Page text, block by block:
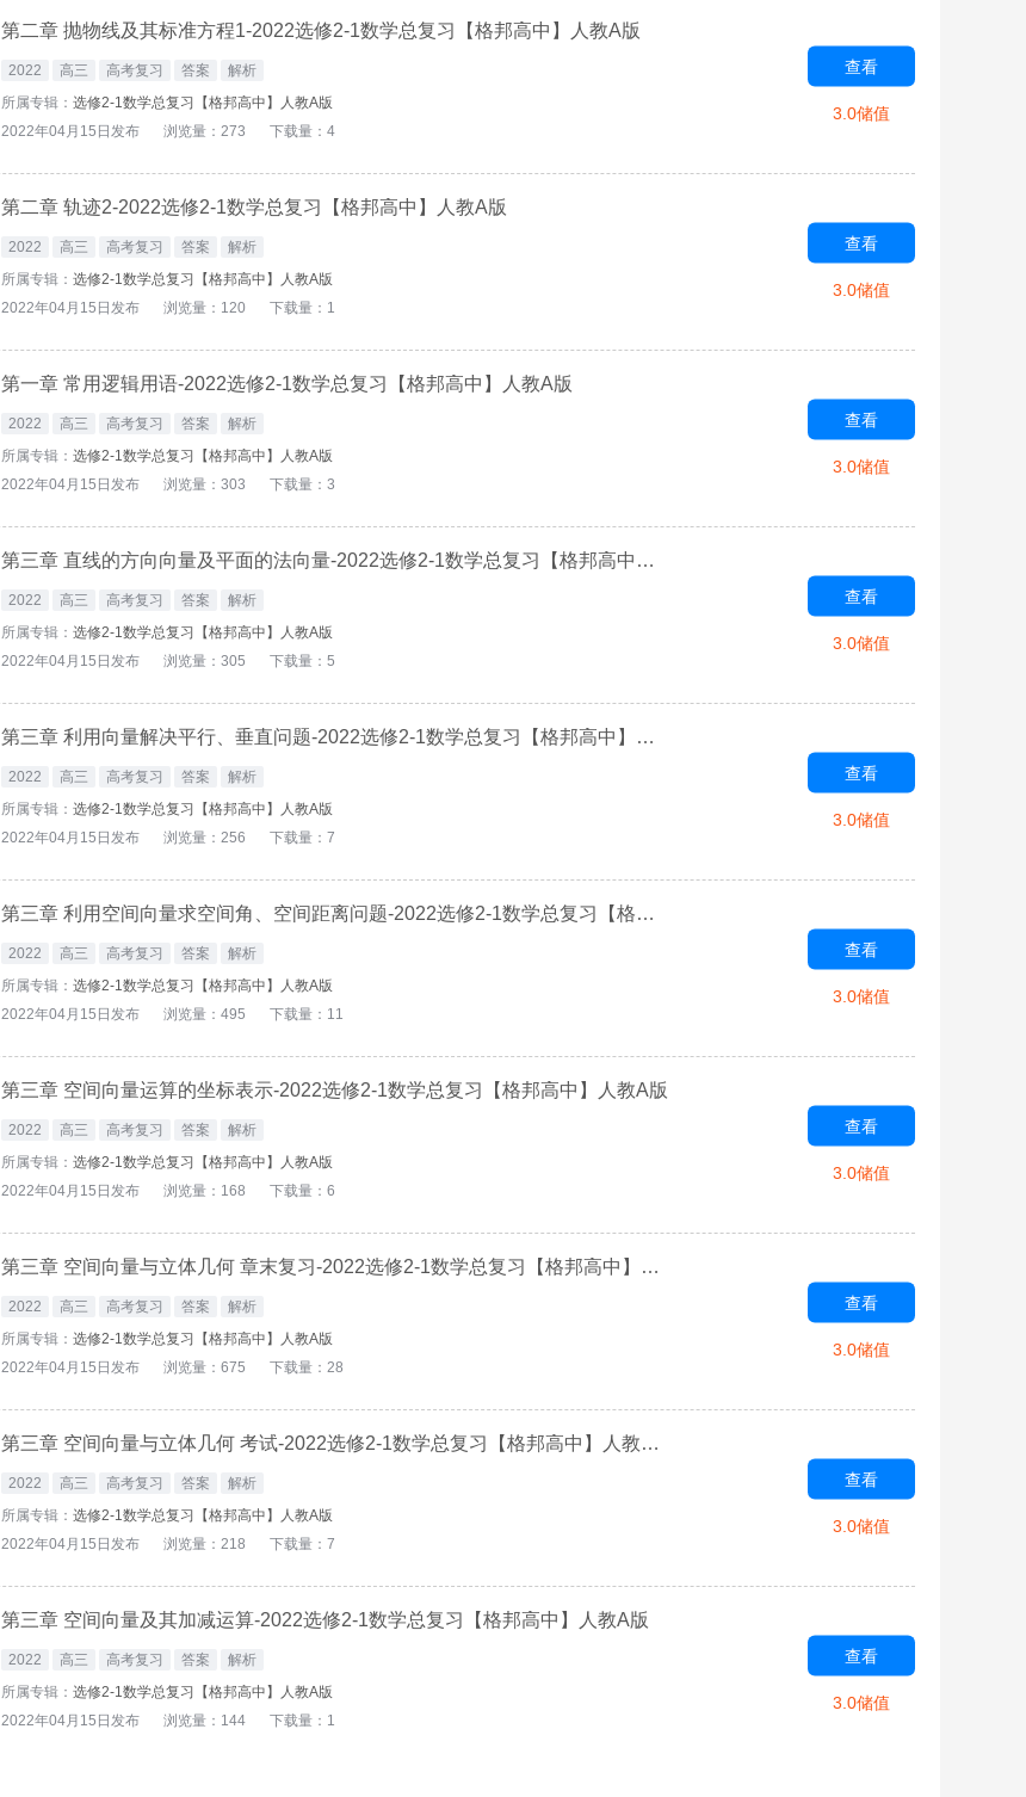
第二章 抛物线及其标准方程1-2022选修2-1数学总复习【格邦高中】人教A版
2022 高三 高考复习 答案
解析
所属专辑： 选修2-1数学总复习【格邦高中】人教A版
2022年04月15日发布
浏览量：273 下载量：4
查看
3.0储值
第二章 轨迹2-2022选修2-1数学总复习【格邦高中】人教A版
2022 高三 高考复习 答案
解析
所属专辑： 选修2-1数学总复习【格邦高中】人教A版
2022年04月15日发布
浏览量：120 下载量：1
查看
3.0储值
第一章 常用逻辑用语-2022选修2-1数学总复习【格邦高中】人教A版
2022 高三 高考复习 答案
解析
所属专辑： 选修2-1数学总复习【格邦高中】人教A版
2022年04月15日发布
浏览量：303 下载量：3
查看
3.0储值
第三章 直线的方向向量及平面的法向量-2022选修2-1数学总复习【格邦高中】人教A版
2022 高三 高考复习 答案
解析
所属专辑： 选修2-1数学总复习【格邦高中】人教A版
2022年04月15日发布
浏览量：305 下载量：5
查看
3.0储值
第三章 利用向量解决平行、垂直问题-2022选修2-1数学总复习【格邦高中】人教A版
2022 高三 高考复习 答案
解析
所属专辑： 选修2-1数学总复习【格邦高中】人教A版
2022年04月15日发布
浏览量：256 下载量：7
查看
3.0储值
第三章 利用空间向量求空间角、空间距离问题-2022选修2-1数学总复习【格邦高中】人教A版
2022 高三 高考复习 答案
解析
所属专辑： 选修2-1数学总复习【格邦高中】人教A版
2022年04月15日发布
浏览量：495 下载量：11
查看
3.0储值
第三章 空间向量运算的坐标表示-2022选修2-1数学总复习【格邦高中】人教A版
2022 高三 高考复习 答案
解析
所属专辑： 选修2-1数学总复习【格邦高中】人教A版
2022年04月15日发布
浏览量：168 下载量：6
查看
3.0储值
第三章 空间向量与立体几何 章末复习-2022选修2-1数学总复习【格邦高中】人教A版
2022 高三 高考复习 答案
解析
所属专辑： 选修2-1数学总复习【格邦高中】人教A版
2022年04月15日发布
浏览量：675 下载量：28
查看
3.0储值
第三章 空间向量与立体几何 考试-2022选修2-1数学总复习【格邦高中】人教A版
2022 高三 高考复习 答案
解析
所属专辑： 选修2-1数学总复习【格邦高中】人教A版
2022年04月15日发布
浏览量：218 下载量：7
查看
3.0储值
第三章 空间向量及其加减运算-2022选修2-1数学总复习【格邦高中】人教A版
2022 高三 高考复习 答案
解析
所属专辑： 选修2-1数学总复习【格邦高中】人教A版
2022年04月15日发布
浏览量：144 下载量：1
查看
3.0储值